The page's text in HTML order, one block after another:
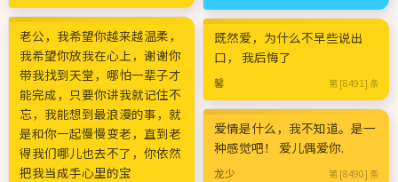
老公，我希望你越来越温柔，
我希望你放我在心上，谢谢你
带我找到天堂，哪怕一辈子才
能完成，只要你讲我就记住不
忘，我能想到最浪漫的事，就
是和你一起慢慢变老，直到老
得我们哪儿也去不了，你依然
把我当成手心里的宝
既然爱，为什么不早些说出
口， 我后悔了
馨 第 [8491] 条
爱情是什么，我不知道。是一
种感觉吧！ 爱儿偶爱你.
龙少 第 [8490] 条